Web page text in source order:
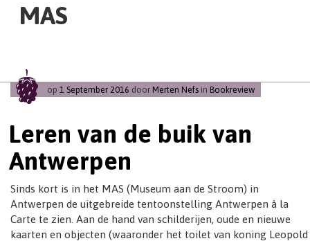
a
MAS
op 1 September 2016 door Merten Nefs in Bookreview
Leren van de buik van
Antwerpen
Sinds kort is in het MAS (Museum aan de Stroom) in
Antwerpen de uitgebreide tentoonstelling Antwerpen à la
Carte te zien. Aan de hand van schilderijen, oude en nieuwe
kaarten en objecten (waaronder het toilet van koning Leopold